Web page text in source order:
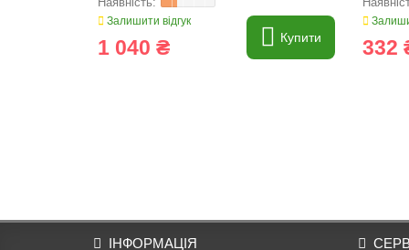
Залишити відгук
1 040 ₴ Купити 332
ІНФОРМАЦІЯ